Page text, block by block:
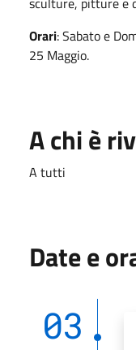
Orari: Sabato e
25 Maggio.
A chi è
A tutti
Date e
03